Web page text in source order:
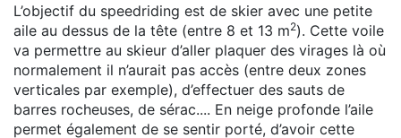
L’objectif du speedriding est de skier avec une petite
aile au dessus de la tête (entre 8 et 13 m2). Cette voile
va permettre au skieur d’aller plaquer des virages là où
normalement il n’aurait pas accès (entre deux zones
verticales par exemple), d’effectuer des sauts de
barres rocheuses, de sérac.... En neige profonde l’aile
permet également de se sentir porté, d’avoir cette